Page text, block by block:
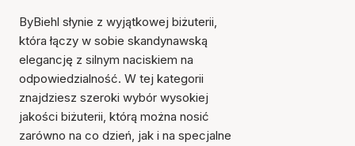
ByBiehl słynie z wyjątkowej biżuterii,
która łączy w sobie skandynawską
elegancję z silnym naciskiem na
odpowiedzialność. W tej kategorii
znajdziesz szeroki wybór wysokiej
jakości biżuterii, którą można nosić
zarówno na co dzień, jak i na specjalne